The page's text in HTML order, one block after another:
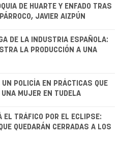
DE HUARTE Y ENFADO TRAS
JAVIER AIZPÚN
DE LA INDUSTRIA ESPAÑOLA:
LA PRODUCCIÓN A UNA
UN POLICÍA EN PRÁCTICAS QUE
MUJER EN TUDELA
EL TRÁFICO POR EL ECLIPSE:
QUEDARÁN CERRADAS A LOS